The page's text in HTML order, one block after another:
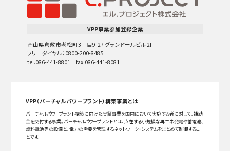
VPP事業参加登録企業
岡山県倉敷市老松町3丁目9-27 グランドールビル 2F
フリーダイヤル：0800-200-8485
tel.086-441-8801 fax.086-441-8081
VPP（バーチャルパワープラント）構築事業とは
バーチャルパワープラント構築に向けた実証事業を国内において実施する者に対して、補助
金を交付する事業。バーチャルパワープラントとは、点在する小規模な再エネ発電や蓄電池、
燃料電池等の設備と、電力の需要を管理するネットワーク・システムをまとめて制御するこ
とです。